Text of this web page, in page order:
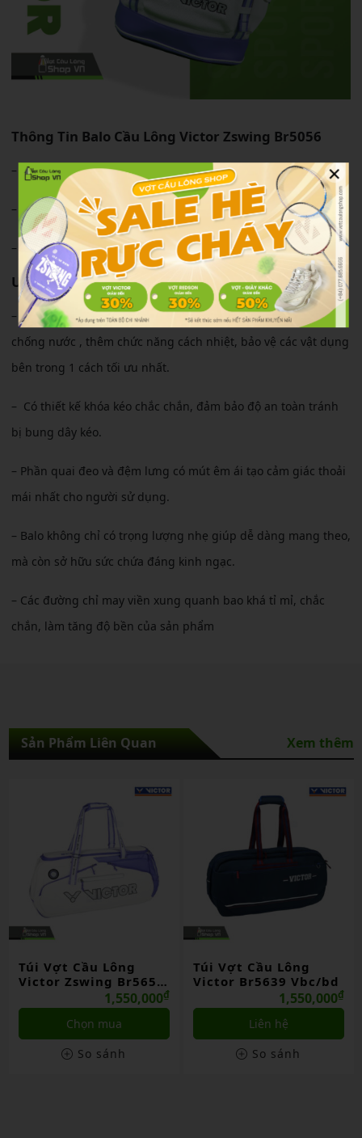
Thông Tin Balo Cầu Lông Victor Zswing Br5056
– Kích thước: 31 x 18 x 46 cm
– Chất liệu: PU + Polyester
– Màu sắc : Pearly White + Light Dahlia
ƯU Điểm Balo Cầu Lông Victor Zswing Br5056
– Được sử dụng chất liệu PU + Polyester giúp túi có khả năng
chống nước , thêm chức năng cách nhiệt, bảo vệ các vật dụng
bên trong 1 cách tối ưu nhất.
– Có thiết kế khóa kéo chắc chắn, đảm bảo độ an toàn tránh
bị bung dây kéo.
– Phần quai đeo và đệm lưng có mút êm ái tạo cảm giác thoải
mái nhất cho người sử dụng.
– Balo không chỉ có trọng lượng nhẹ giúp dễ dàng mang theo,
mà còn sở hữu sức chứa đáng kinh ngạc.
– Các đường chỉ may viền xung quanh bao khá tỉ mỉ, chắc
chắn, làm tăng độ bền của sản phẩm
Sản Phẩm Liên Quan Xem thêm
Túi Vợt Cầu Lông
Victor Zswing Br5656
1,550,000₫
Chọn mua
So sánh
Túi Vợt Cầu Lông
Victor Br5639 Vbc/bd
1,550,000₫
Liên hệ
So sánh
×